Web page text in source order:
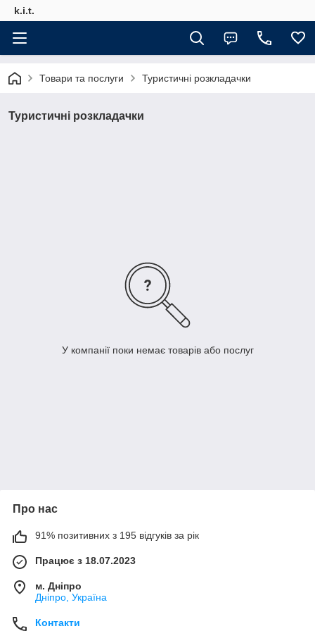
k.i.t.
Товари та послуги Туристичні розкладачки
Туристичні розкладачки
У компанії поки немає товарів або послуг
Про нас
91% позитивних з 195 відгуків за рік
Працює з 18.07.2023
м. Дніпро
Дніпро, Україна
Контакти